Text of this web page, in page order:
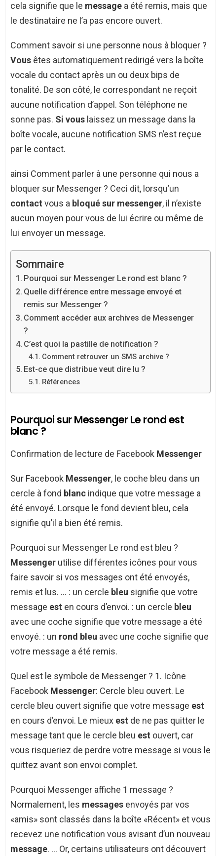
cela signifie que le message a été remis, mais que
le destinataire ne l’a pas encore ouvert.
Comment savoir si une personne nous à bloquer ?
Vous êtes automatiquement redirigé vers la boîte
vocale du contact après un ou deux bips de
tonalité. De son côté, le correspondant ne reçoit
aucune notification d’appel. Son téléphone ne
sonne pas. Si vous laissez un message dans la
boîte vocale, aucune notification SMS n’est reçue
par le contact.
ainsi Comment parler à une personne qui nous a
bloquer sur Messenger ? Ceci dit, lorsqu’un
contact vous a bloqué sur messenger, il n’existe
aucun moyen pour vous de lui écrire ou même de
lui envoyer un message.
Sommaire
Pourquoi sur Messenger Le rond est blanc ?
Quelle différence entre message envoyé et
remis sur Messenger ?
Comment accéder aux archives de Messenger
?
C’est quoi la pastille de notification ?
Comment retrouver un SMS archive ?
Est-ce que distribue veut dire lu ?
Références
Pourquoi sur Messenger Le rond est
blanc ?
Confirmation de lecture de Facebook Messenger
Sur Facebook Messenger, le coche bleu dans un
cercle à fond blanc indique que votre message a
été envoyé. Lorsque le fond devient bleu, cela
signifie qu’il a bien été remis.
Pourquoi sur Messenger Le rond est bleu ?
Messenger utilise différentes icônes pour vous
faire savoir si vos messages ont été envoyés,
remis et lus. … : un cercle bleu signifie que votre
message est en cours d’envoi. : un cercle bleu
avec une coche signifie que votre message a été
envoyé. : un rond bleu avec une coche signifie que
votre message a été remis.
Quel est le symbole de Messenger ? 1. Icône
Facebook Messenger: Cercle bleu ouvert. Le
cercle bleu ouvert signifie que votre message est
en cours d’envoi. Le mieux est de ne pas quitter le
message tant que le cercle bleu est ouvert, car
vous risqueriez de perdre votre message si vous le
quittez avant son envoi complet.
Pourquoi Messenger affiche 1 message ?
Normalement, les messages envoyés par vos
«amis» sont classés dans la boîte «Récent» et vous
recevez une notification vous avisant d’un nouveau
message. … Or, certains utilisateurs ont découvert